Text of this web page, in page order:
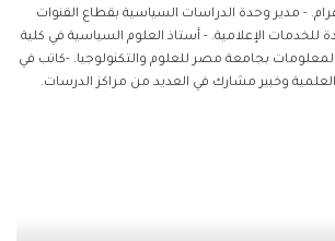
- مدير وحدة الدراسات السياسية بقطاع القنوات
للخدمات الإعلامية. - أستاذ العلوم السياسية في كلية
المعلومات بجامعة مصر للعلوم والتكنولوجيا. -كاتب في
وخبير مشارك في العديد من مراكز الدرسات.